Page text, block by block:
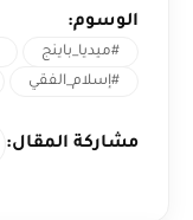
الوسوم:
#ميديا_باينج
#إسلام_الفقي
مشاركة المقال: